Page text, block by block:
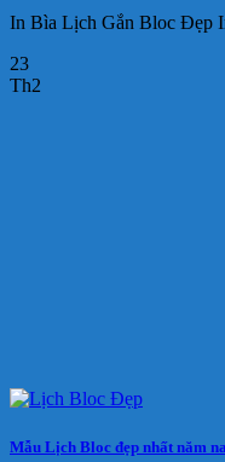
In Bìa Lịch Gắn Bloc Đẹp
23
Th2
Mẫu Lịch Bloc đẹp nhất năm